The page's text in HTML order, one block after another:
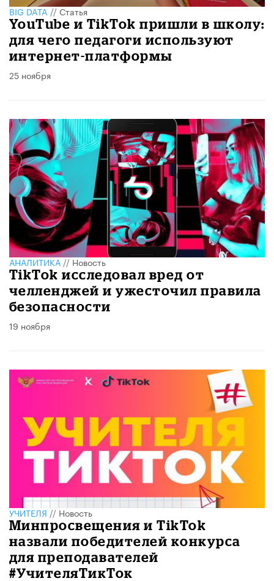
BIG DATA//Статья
YouTube и TikTok пришли в школу:
для чего педагоги используют
интернет-платформы
25 ноября
АНАЛИТИКА//Новость
TikTok исследовал вред от
челленджей и ужесточил правила
безопасности
19 ноября
УЧИТЕЛЯ //Новость
Минпросвещения и TikTok
назвали победителей конкурса
для преподавателей
#УчителяТикТок